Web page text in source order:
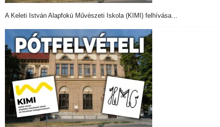
A Keleti István Alapfokú Művészeti Iskola (KIMI) felhívása…